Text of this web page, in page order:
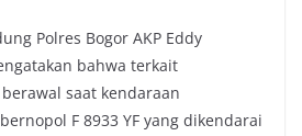
Polres Bogor AKP Eddy
bahwa terkait
saat kendaraan
F 8933 YF yang dikendarai